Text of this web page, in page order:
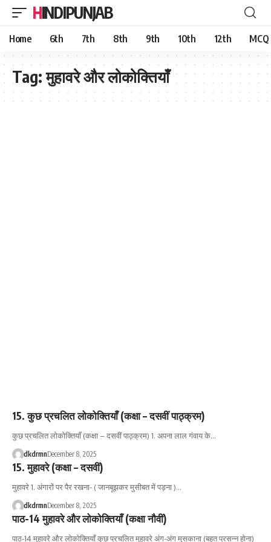
HINDIPUNJAB
Home 6th 7th 8th 9th 10th 12th MCQ
Tag:मुहावरे और लोकोक्तियाँ
15. कुछ प्रचलित लोकोक्तियाँ (कक्षा – दसवीं पाठ्क्रम)
कुछ प्रचलित लोकोक्तियाँ (कक्षा – दसवीं पाठ्क्रम) 1. अपना लाल गंवाय के…
dkdrmnDecember 8, 2025
15. मुहावरे (कक्षा – दसवीं)
मुहावरे 1. अंगारों पर पैर रखना- ( जानबूझकर मुसीबत में पड़ना )…
dkdrmnDecember 8, 2025
पाठ-14 मुहावरे और लोकोक्तियाँ (कक्षा नौवीं)
पाठ-14 मुहावरे और लोकोक्तियाँ कुछ प्रचलित मुहावरे अंग-अंग मुसकाना (बहुत प्रसन्न होना)